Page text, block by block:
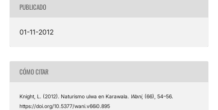
PUBLICADO
01-11-2012
CÓMO CITAR
Knight, L. (2012). Naturismo ulwa en Karawala. Wani, (66), 54–56.
https://doi.org/10.5377/wani.v66i0.895